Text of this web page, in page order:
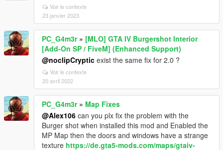
Voir le contexte
23 janvier 2023
PC_G4m3r» [MLO] GTA IV Burgershot Interior
[Add-On SP / FiveM] (Enhanced Support)
@noclipCryptic exist the same fix for 2.0 ?
Voir le contexte
20 avril 2022
PC_G4m3r» Map Fixes
@Alex106 can you plx fix the problem with the
Burger shot when installed this mod and Enabled the
MP Map then the doors and windows have a strange
texture https://de.gta5-mods.com/maps/gtaiv-